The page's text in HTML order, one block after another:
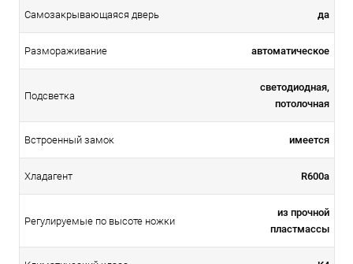
Самозакрывающаяся дверь да
Размораживание автоматическое
Подсветка
светодиодная,
потолочная
Встроенный замок имеется
Хладагент R600а
Регулируемые по высоте ножки
из прочной
пластмассы